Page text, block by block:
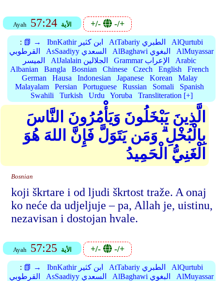
Ayah 57:24 الأية +/- -/+
: 📗 → IbnKathir ابن كثير AtTabariy الطبري
AlQurtubi
القرطوبي
AsSaadiyy السعدي AlBaghawi البغوي
AlMuyassar
الميسر
AlJalalain الجلالين Grammar الإعراب
Arabic
Albanian
Bangla Bosnian Chinese Czech English
French
German
Hausa Indonesian Japanese Korean
Malay
Malayalam
Persian Portuguese Russian Somali
Spanish
Swahili
Turkish Urdu Yoruba Transliteration [+]
الَّذِينَ يَبْخَلُونَ وَيَأْمُرُونَ النَّاسَ
بِالْبُخْلِ ۗ وَمَن يَتَوَلَّ فَإِنَّ اللهَ هُوَ
الْغَنِيُّ الْحَمِيدُ
Bosnian
koji škrtare i od ljudi škrtost traže. A onaj
ko neće da udjeljuje – pa, Allah je, uistinu,
nezavisan i dostojan hvale.
Ayah 57:25 الأية +/- -/+
: 📗 → IbnKathir ابن كثير AtTabariy الطبري
AlQurtubi
القرطوبي
AsSaadiyy السعدي AlBaghawi البغوي
AlMuyassar